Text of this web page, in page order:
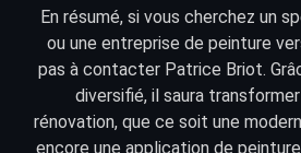
En résumé, si vous cherchez un
ou une entreprise de peinture
pas à contacter Patrice Briot.
diversifié, il saura
rénovation, que ce soit une
encore une application de